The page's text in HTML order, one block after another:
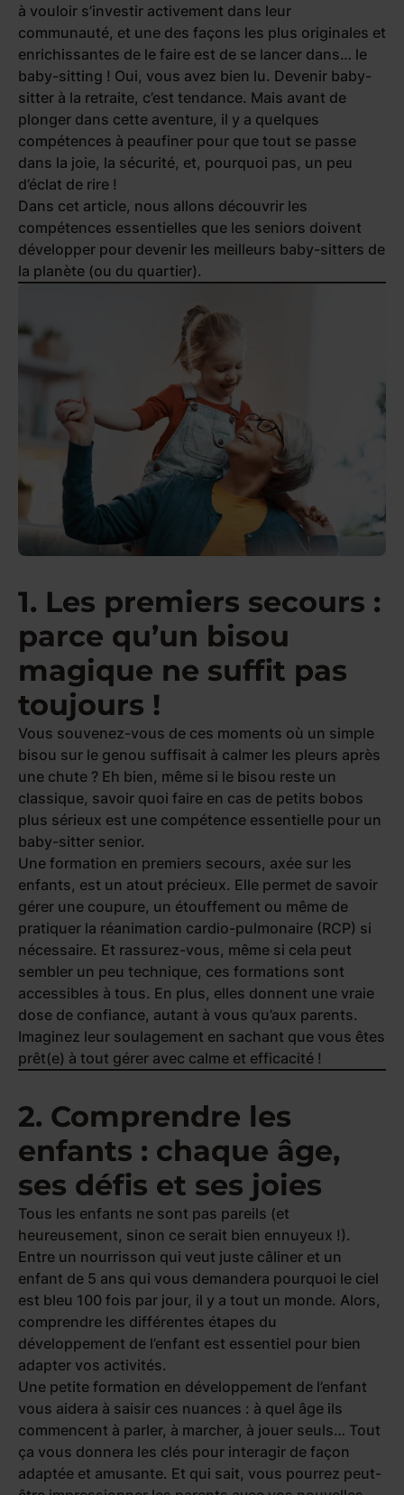
à vouloir s’investir activement dans leur
communauté, et une des façons les plus originales et
enrichissantes de le faire est de se lancer dans… le
baby-sitting ! Oui, vous avez bien lu. Devenir baby-
sitter à la retraite, c’est tendance. Mais avant de
plonger dans cette aventure, il y a quelques
compétences à peaufiner pour que tout se passe
dans la joie, la sécurité, et, pourquoi pas, un peu
d’éclat de rire !
Dans cet article, nous allons découvrir les
compétences essentielles que les seniors doivent
développer pour devenir les meilleurs baby-sitters de
la planète (ou du quartier).
1. Les premiers secours :
parce qu’un bisou
magique ne suffit pas
toujours !
Vous souvenez-vous de ces moments où un simple
bisou sur le genou suffisait à calmer les pleurs après
une chute ? Eh bien, même si le bisou reste un
classique, savoir quoi faire en cas de petits bobos
plus sérieux est une compétence essentielle pour un
baby-sitter senior.
Une formation en premiers secours, axée sur les
enfants, est un atout précieux. Elle permet de savoir
gérer une coupure, un étouffement ou même de
pratiquer la réanimation cardio-pulmonaire (RCP) si
nécessaire. Et rassurez-vous, même si cela peut
sembler un peu technique, ces formations sont
accessibles à tous. En plus, elles donnent une vraie
dose de confiance, autant à vous qu’aux parents.
Imaginez leur soulagement en sachant que vous êtes
prêt(e) à tout gérer avec calme et efficacité !
2. Comprendre les
enfants : chaque âge,
ses défis et ses joies
Tous les enfants ne sont pas pareils (et
heureusement, sinon ce serait bien ennuyeux !).
Entre un nourrisson qui veut juste câliner et un
enfant de 5 ans qui vous demandera pourquoi le ciel
est bleu 100 fois par jour, il y a tout un monde. Alors,
comprendre les différentes étapes du
développement de l’enfant est essentiel pour bien
adapter vos activités.
Une petite formation en développement de l’enfant
vous aidera à saisir ces nuances : à quel âge ils
commencent à parler, à marcher, à jouer seuls… Tout
ça vous donnera les clés pour interagir de façon
adaptée et amusante. Et qui sait, vous pourrez peut-